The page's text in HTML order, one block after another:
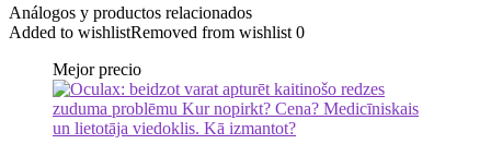
Análogos y productos relacionados
Added to wishlistRemoved from wishlist 0
Mejor precio